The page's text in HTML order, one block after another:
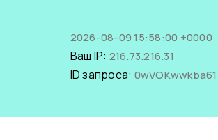
2026-08-09 15:58:00 +0000
Ваш IP: 216.73.216.31
ID запроса: 0wVOKwwkba61